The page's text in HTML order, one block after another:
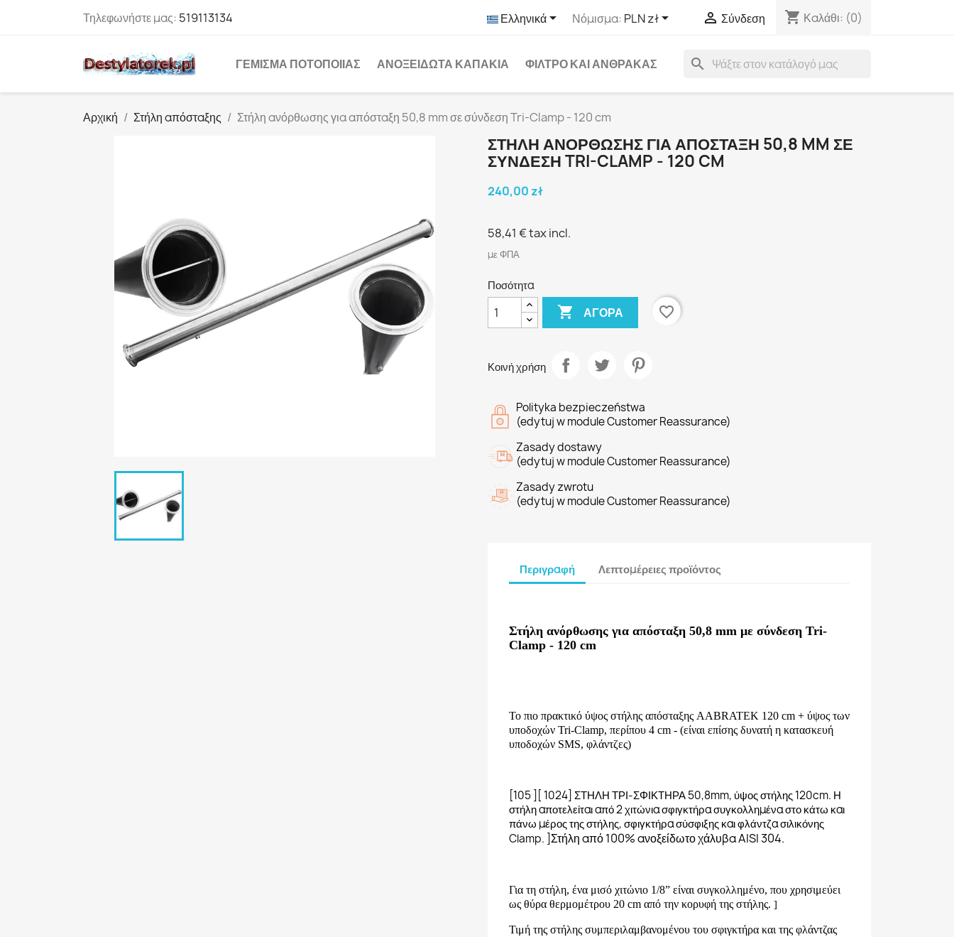
Τηλεφωνήστε μας: 519113134 Ελληνικά Νόμισμα: PLN zł  Σύνδεση shopping_cart Καλάθι: (0)
search
ΓΈΜΙΣΜΑ ΠΟΤΟΠΟΙΊΑΣ ΑΝΟΞΕΊΔΩΤΑ ΚΑΠΆΚΙΑ ΦΊΛΤΡΟ ΚΑΙ ΆΝΘΡΑΚΑΣ
Αρχική Στήλη απόσταξης Στήλη ανόρθωσης για απόσταξη 50,8 mm σε σύνδεση Tri-Clamp - 120 cm
ΣΤΉΛΗ ΑΝΌΡΘΩΣΗΣ ΓΙΑ ΑΠΌΣΤΑΞΗ 50,8 MM ΣΕ
ΣΎΝΔΕΣΗ TRI-CLAMP - 120 CM
240,00 zł
58,41 €tax incl.
με ΦΠΑ
Ποσότητα
 ΑΓΟΡΆ favorite_border
Κοινή χρήση
Polityka bezpieczeństwa
(edytuj w module Customer Reassurance)
Zasady dostawy
(edytuj w module Customer Reassurance)
Zasady zwrotu
(edytuj w module Customer Reassurance)
Περιγραφή Λεπτομέρειες προϊόντος
Στήλη ανόρθωσης για απόσταξη 50,8 mm με σύνδεση Tri-
Clamp - 120 cm
Το πιο πρακτικό ύψος στήλης απόσταξης AABRATEK 120 cm + ύψος των
υποδοχών Tri-Clamp, περίπου 4 cm - (είναι επίσης δυνατή η κατασκευή
υποδοχών SMS, φλάντζες)
[105 ][ 1024] ΣΤΗΛΗ ΤΡΙ-ΣΦΙΚΤΗΡΑ 50,8mm, ύψος στήλης 120cm. Η
στήλη αποτελείται από 2 χιτώνια σφιγκτήρα συγκολλημένα στο κάτω και
πάνω μέρος της στήλης, σφιγκτήρα σύσφιξης και φλάντζα σιλικόνης
Clamp. ] Στήλη από 100% ανοξείδωτο χάλυβα AISI 304.
Για τη στήλη, ένα μισό χιτώνιο 1/8” είναι συγκολλημένο, που χρησιμεύει
ως θύρα θερμομέτρου 20 cm από την κορυφή της στήλης. ]
Τιμή της στήλης συμπεριλαμβανομένου του σφιγκτήρα και της φλάντζας